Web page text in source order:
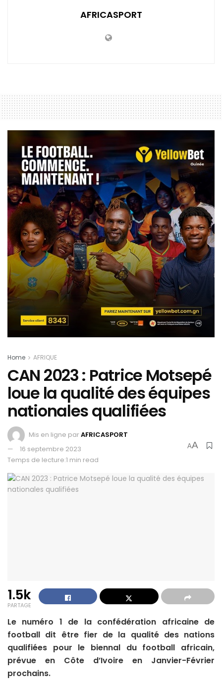
AFRICASPORT
Home AFRIQUE
CAN 2023 : Patrice Motsepé
loue la qualité des équipes
nationales qualifiées
Mis en ligne parAFRICASPORT
16 septembre 2023
Temps de lecture:1 min read
AA
1.5k
PARTAGE
Le numéro 1 de la confédération africaine de
football dit être fier de la qualité des nations
qualifiées pour le biennal du football africain,
prévue en Côte d’Ivoire en Janvier-Février
prochains.